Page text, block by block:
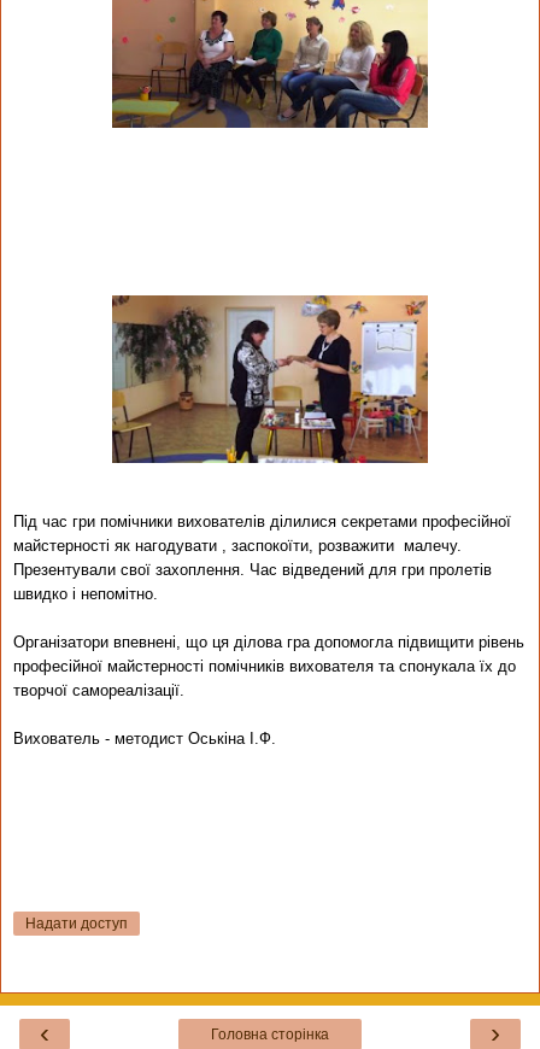
Під час гри помічники вихователів ділилися секретами професійної
майстерності як нагодувати , заспокоїти, розважити малечу.
Презентували свої захоплення. Час відведений для гри пролетів
швидко і непомітно.
Організатори впевнені, що ця ділова гра допомогла підвищити рівень
професійної майстерності помічників ви­хователя та спонукала їх до
творчої самореалізації.
Вихователь - методист Оськіна І.Ф.
Надати доступ
‹ ›
Головна сторінка